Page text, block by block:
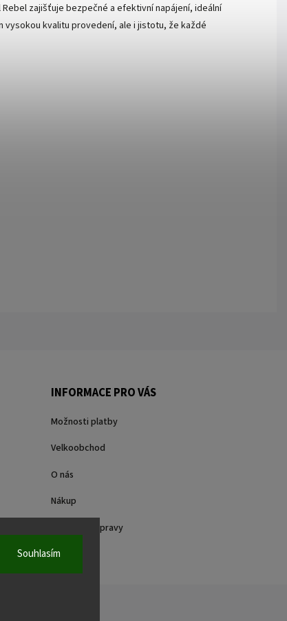
Souhlasím
zajišťuje bezpečné a efektivní napájení, ideální
kvalitu provedení, ale i jistotu, že každé
INFORMACE PRO VÁS
Možnosti platby
Velkoobchod
O nás
Nákup
Způsoby dopravy